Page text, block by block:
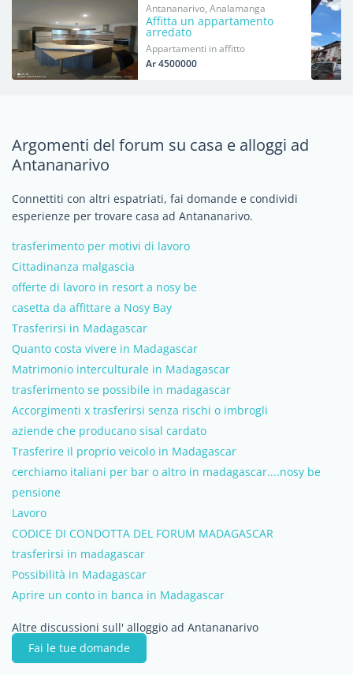
Antananarivo, Analamanga
Affitta un appartamento
arredato
Appartamenti in affitto
Ar 4500000
Argomenti del forum su casa e alloggi ad
Antananarivo
Connettiti con altri espatriati, fai domande e condividi
esperienze per trovare casa ad Antananarivo.
trasferimento per motivi di lavoro
Cittadinanza malgascia
offerte di lavoro in resort a nosy be
casetta da affittare a Nosy Bay
Trasferirsi in Madagascar
Quanto costa vivere in Madagascar
Matrimonio interculturale in Madagascar
trasferimento se possibile in madagascar
Accorgimenti x trasferirsi senza rischi o imbrogli
aziende che producano sisal cardato
Trasferire il proprio veicolo in Madagascar
cerchiamo italiani per bar o altro in madagascar....nosy be
pensione
Lavoro
CODICE DI CONDOTTA DEL FORUM MADAGASCAR
trasferirsi in madagascar
Possibilità in Madagascar
Aprire un conto in banca in Madagascar
Altre discussioni sull' alloggio ad Antananarivo
Fai le tue domande